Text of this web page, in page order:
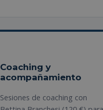
Coaching y
acompañamiento
Sesiones de coaching con